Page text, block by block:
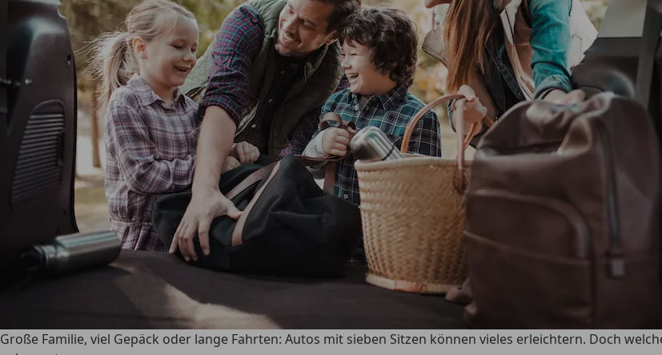
Große Familie, viel Gepäck oder lange Fahrten: Autos mit sieben Sitzen können vieles erleichtern. Doch